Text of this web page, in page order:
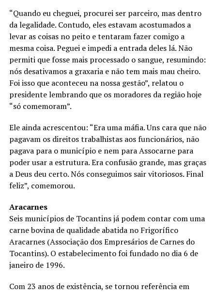
“Quando eu cheguei, procurei ser parceiro, mas dentro
da legalidade. Contudo, eles estavam acostumados a
levar as coisas no peito e tentaram fazer comigo a
mesma coisa. Peguei e impedi a entrada deles lá. Não
permiti que fosse mais processado o sangue, resumindo:
nós desativamos a graxaria e não tem mais mau cheiro.
Foi isso que aconteceu na nossa gestão”, relatou o
presidente lembrando que os moradores da região hoje
“só comemoram”.
Ele ainda acrescentou: “Era uma máfia. Uns cara que não
pagavam os direitos trabalhistas aos funcionários, não
pagava para o município e nem para Assocarne para
poder usar a estrutura. Era confusão grande, mas graças
a Deus deu certo. Nós conseguimos sair vitoriosos. Final
feliz”, comemorou.
Aracarnes
Seis municípios de Tocantins já podem contar com uma
carne bovina de qualidade abatida no Frigorífico
Aracarnes (Associação dos Empresários de Carnes do
Tocantins). O estabelecimento foi fundado no dia 6 de
janeiro de 1996.
Com 23 anos de existência, se tornou referência em